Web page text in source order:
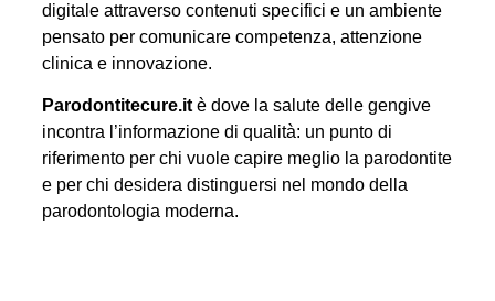
digitale attraverso contenuti specifici e un ambiente
pensato per comunicare competenza, attenzione
clinica e innovazione.
Parodontitecure.it è dove la salute delle gengive
incontra l’informazione di qualità: un punto di
riferimento per chi vuole capire meglio la parodontite
e per chi desidera distinguersi nel mondo della
parodontologia moderna.